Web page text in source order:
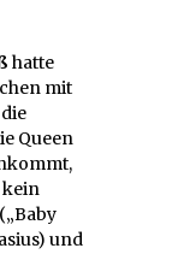
hatte
mit
Queen
kein
(„Baby
und